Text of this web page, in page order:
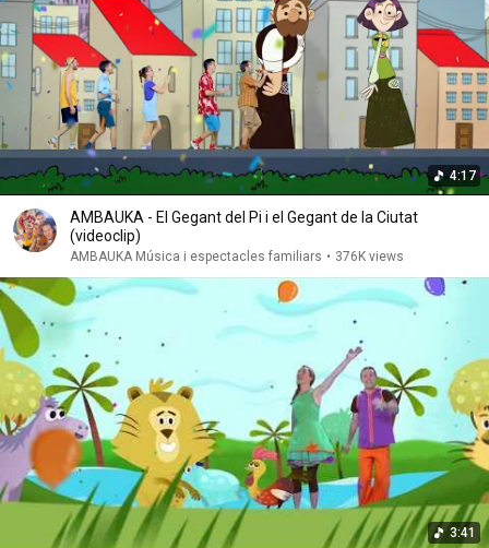
4:17
AMBAUKA - El Gegant del Pi i el Gegant de la Ciutat
(videoclip)
AMBAUKA Música i espectacles familiars • 376K views
3:41